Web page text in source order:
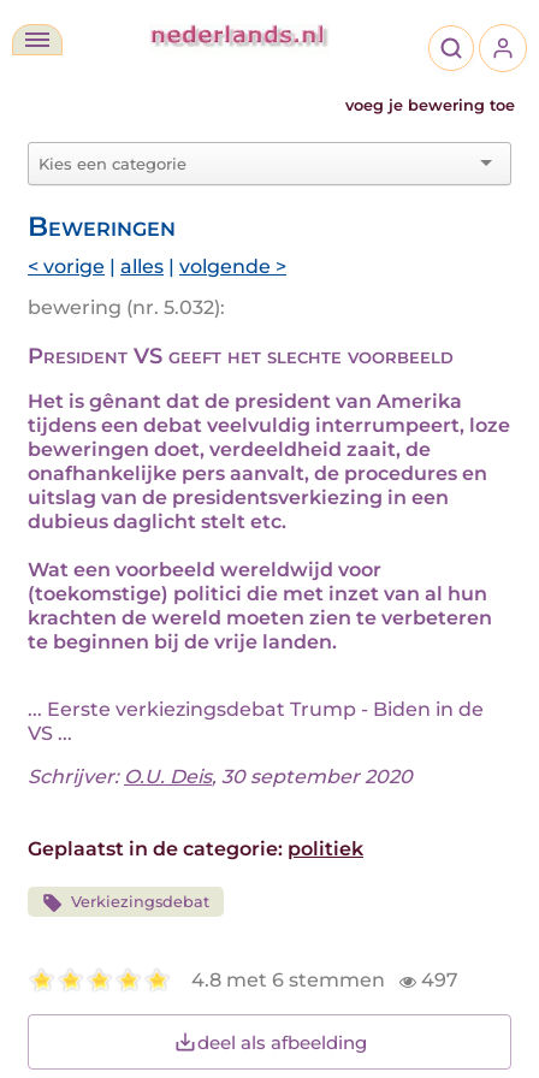
voeg je bewering toe
Beweringen
< vorige | alles | volgende >
bewering (nr. 5.032):
President VS geeft het slechte voorbeeld
Het is gênant dat de president van Amerika
tijdens een debat veelvuldig interrumpeert, loze
beweringen doet, verdeeldheid zaait, de
onafhankelijke pers aanvalt, de procedures en
uitslag van de presidentsverkiezing in een
dubieus daglicht stelt etc.
Wat een voorbeeld wereldwijd voor
(toekomstige) politici die met inzet van al hun
krachten de wereld moeten zien te verbeteren
te beginnen bij de vrije landen.
... Eerste verkiezingsdebat Trump - Biden in de
VS ...
Schrijver: O.U. Deis, 30 september 2020
Geplaatst in de categorie: politiek
Verkiezingsdebat
4.8 met 6 stemmen 497
deel als afbeelding